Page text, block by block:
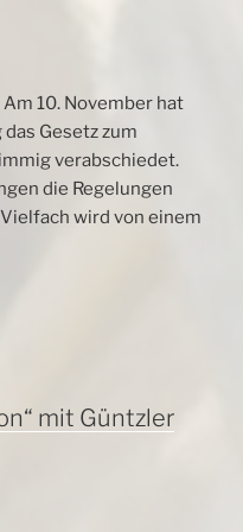
Am 10. November hat
Gesetz zum
verabschiedet.
die Regelungen
wird von einem
mit Güntzler